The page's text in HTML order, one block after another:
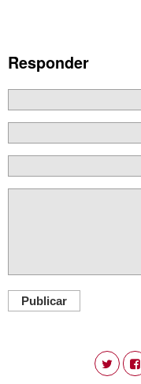
Responder
Publicar